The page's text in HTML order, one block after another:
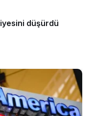
düşürdü